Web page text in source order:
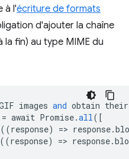
à l'écriture de formats
d'ajouter la chaîne
la fin) au type MIME du
images and obtain their
= await Promise.all( [
=>
=>